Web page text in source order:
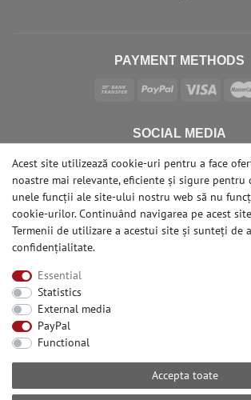
PAYMENT METHODS
SOCIAL MEDIA
© Copyright 2026 | e-Delux GmbH
Acest site utilizează cookie-uri pentru a face
noastre mai relevante, eficiente și sigure pentru
unele funcții ale site-ului nostru web să nu
cookie-urilor. Continuând navigarea pe acest
Termenii de utilizare a acestui site și sunteți de
confidențialitate.
Essential
Statistics
External media
PayPal
Functional
Accepta toate